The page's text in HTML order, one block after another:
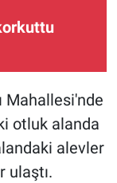
Mahallesi'nde
otluk alanda
alevler
ulaştı.